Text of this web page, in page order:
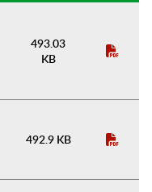
493.03
KB
492.9 KB